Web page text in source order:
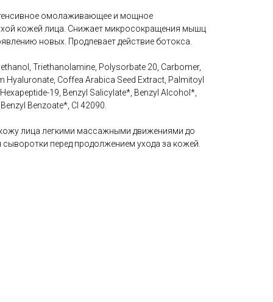
омолаживающее и мощное
кожей лица. Снижает микросокращения мышц
новых. Продлевает действие ботокса.
Triethanolamine, Polysorbate 20, Carbomer,
Hyaluronate, Coffea Arabica Seed Extract, Palmitoyl
19, Benzyl Salicylate*, Benzyl Alcohol*,
Benzoate*, CI 42090.
лица легкими массажными движениями до
перед продолжением ухода за кожей.